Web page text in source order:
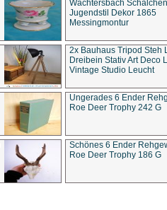
Wächtersbach Schälchen
Jugendstil Dekor 1865
Messingmontur
2x Bauhaus Tripod Steh
Dreibein Stativ Art Deco
Vintage Studio Leucht
Ungerades 6 Ender
Roe Deer Trophy 242 G
Schönes 6 Ender
Roe Deer Trophy 186 G